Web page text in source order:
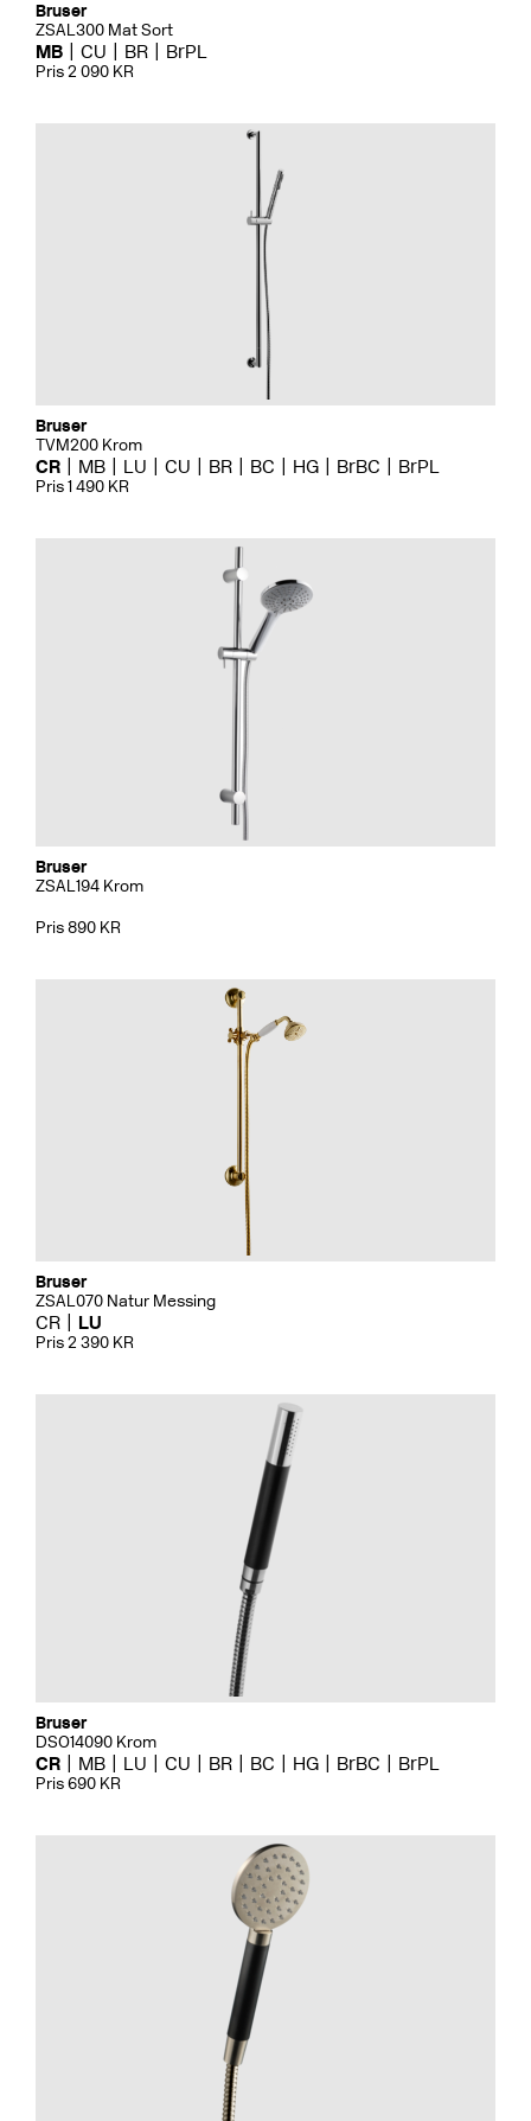
Bruser
ZSAL300 Mat Sort
MB CU BR BrPL
Pris 2 090 KR
Bruser
TVM200 Krom
CR MB LU CU BR BC HG BrBC BrPL
Pris 1 490 KR
Bruser
ZSAL194 Krom
Pris 890 KR
Bruser
ZSAL070 Natur Messing
CR LU
Pris 2 390 KR
Bruser
DSO14090 Krom
CR MB LU CU BR BC HG BrBC BrPL
Pris 690 KR